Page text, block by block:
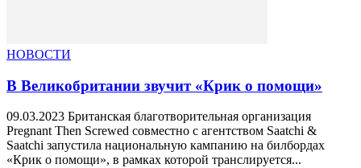
НОВОСТИ
В Великобритании звучит «Крик о помощи»
09.03.2023 Британская благотворительная организация
Pregnant Then Screwed совместно с агентством Saatchi &
Saatchi запустила национальную кампанию на билбордах
«Крик о помощи», в рамках которой транслируется...